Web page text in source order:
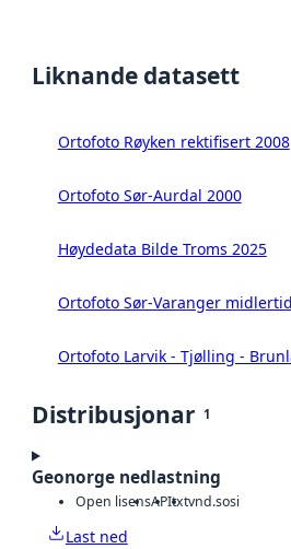
Liknande datasett
Ortofoto Røyken rektifisert 2008
Ortofoto Sør-Aurdal 2000
Høydedata Bilde Troms 2025
Ortofoto Sør-Varanger
Ortofoto Larvik - Tjølling -
Distribusjonar 1
Geonorge nedlastning
Open lisensAPItxtvnd.sosi
Last ned